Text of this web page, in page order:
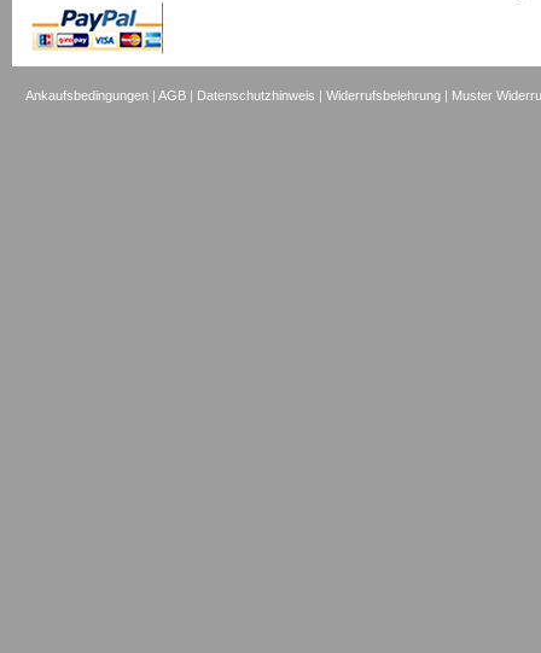
Ankaufsbedingungen |AGB | Datenschutzhinweis |Widerrufsbelehrung | Muster